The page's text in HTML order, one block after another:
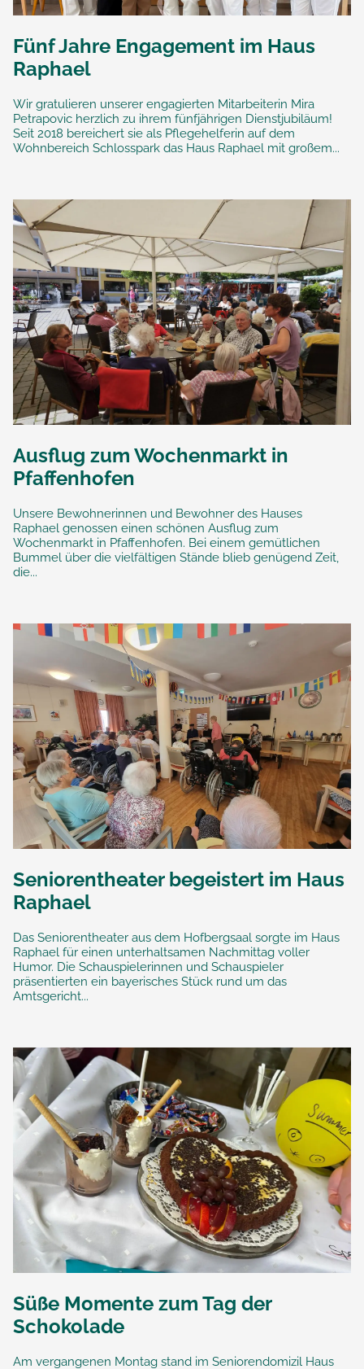
Fünf Jahre Engagement im Haus
Raphael
Wir gratulieren unserer engagierten Mitarbeiterin Mira
Petrapovic herzlich zu ihrem fünfjährigen Dienstjubiläum!
Seit 2018 bereichert sie als Pflegehelferin auf dem
Wohnbereich Schlosspark das Haus Raphael mit großem...
Ausflug zum Wochenmarkt in
Pfaffenhofen
Unsere Bewohnerinnen und Bewohner des Hauses
Raphael genossen einen schönen Ausflug zum
Wochenmarkt in Pfaffenhofen. Bei einem gemütlichen
Bummel über die vielfältigen Stände blieb genügend Zeit,
die...
Seniorentheater begeistert im Haus
Raphael
Das Seniorentheater aus dem Hofbergsaal sorgte im Haus
Raphael für einen unterhaltsamen Nachmittag voller
Humor. Die Schauspielerinnen und Schauspieler
präsentierten ein bayerisches Stück rund um das
Amtsgericht...
Süße Momente zum Tag der
Schokolade
Am vergangenen Montag stand im Seniorendomizil Haus